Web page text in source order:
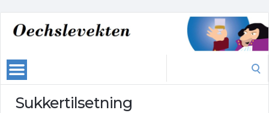
Sukkertilsetning